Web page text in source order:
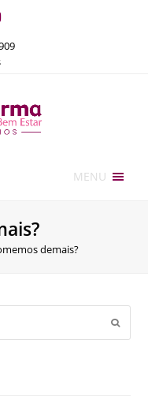
MENU
demais?